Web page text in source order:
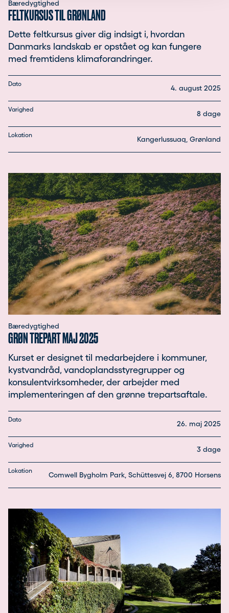
Bæredygtighed
FELTKURSUS TIL GRØNLAND
Dette feltkursus giver dig indsigt i, hvordan
Danmarks landskab er opstået og kan fungere
med fremtidens klimaforandringer.
Dato
4. august 2025
Varighed
8 dage
Lokation
Kangerlussuaq, Grønland
Bæredygtighed
GRØN TREPART MAJ 2025
Kurset er designet til medarbejdere i kommuner,
kystvandråd, vandoplandsstyregrupper og
konsulentvirksomheder, der arbejder med
implementeringen af den grønne trepartsaftale.
Dato
26. maj 2025
Varighed
3 dage
Lokation
Comwell Bygholm Park, Schüttesvej 6, 8700 Horsens